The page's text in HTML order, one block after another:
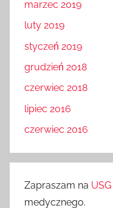
marzec 2019
luty 2019
styczeń 2019
grudzień 2018
czerwiec 2018
lipiec 2016
czerwiec 2016
Zapraszam na USG
medycznego.